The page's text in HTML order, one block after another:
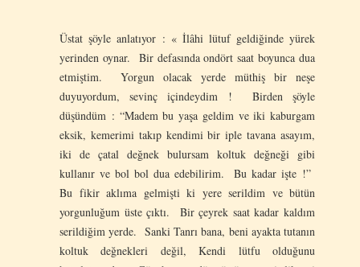
Üstat şöyle anlatıyor : « İlâhi lütuf geldiğinde yürek
yerinden oynar. Bir defasında ondört saat boyunca dua
etmiştim. Yorgun olacak yerde müthiş bir neşe
duyuyordum, sevinç içindeydim ! Birden şöyle
düşündüm : “Madem bu yaşa geldim ve iki kaburgam
eksik, kemerimi takıp kendimi bir iple tavana asayım,
iki de çatal değnek bulursam koltuk değneği gibi
kullanır ve bol bol dua edebilirim. Bu kadar işte !”
Bu fikir aklıma gelmişti ki yere serildim ve bütün
yorgunluğum üste çıktı. Bir çeyrek saat kadar kaldım
serildiğim yerde. Sanki Tanrı bana, beni ayakta tutanın
koltuk değnekleri değil, Kendi lütfu olduğunu